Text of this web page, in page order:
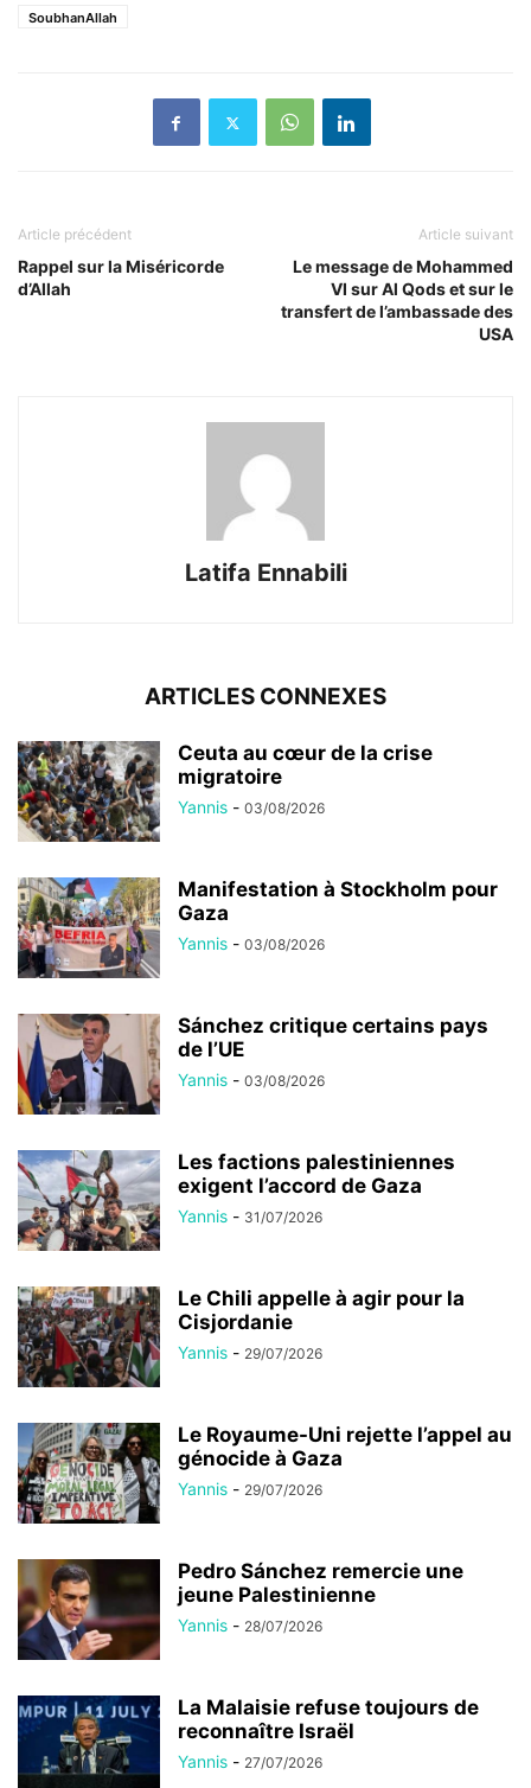
SoubhanAllah
Article précédent
Rappel sur la Miséricorde
d’Allah
Article suivant
Le message de Mohammed
VI sur Al Qods et sur le
transfert de l’ambassade des
USA
Latifa Ennabili
ARTICLES CONNEXES
Ceuta au cœur de la crise
migratoire
Yannis - 03/08/2026
Manifestation à Stockholm pour
Gaza
Yannis - 03/08/2026
Sánchez critique certains pays
de l’UE
Yannis - 03/08/2026
Les factions palestiniennes
exigent l’accord de Gaza
Yannis - 31/07/2026
Le Chili appelle à agir pour la
Cisjordanie
Yannis - 29/07/2026
Le Royaume-Uni rejette l’appel au
génocide à Gaza
Yannis - 29/07/2026
Pedro Sánchez remercie une
jeune Palestinienne
Yannis - 28/07/2026
La Malaisie refuse toujours de
reconnaître Israël
Yannis - 27/07/2026